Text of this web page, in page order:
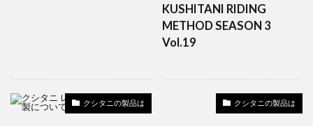
KUSHITANI RIDING
METHOD SEASON 3
Vol.19
クシタニの製品は クシタニの製品は